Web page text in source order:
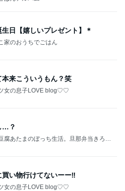
生日【嬉しいプレゼント】＊
家のおうちでごはん
本来こういうもん？笑
女の息子LOVE blog♡♡
…？
腐あたまのぼっち生活。旦那弁当きろく
買い物行けてないーー‼︎
女の息子LOVE blog♡♡